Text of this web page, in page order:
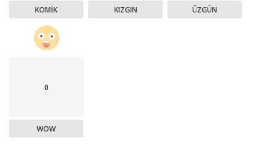
KOMIK KIZGIN ÜZGÜN
0
WOW